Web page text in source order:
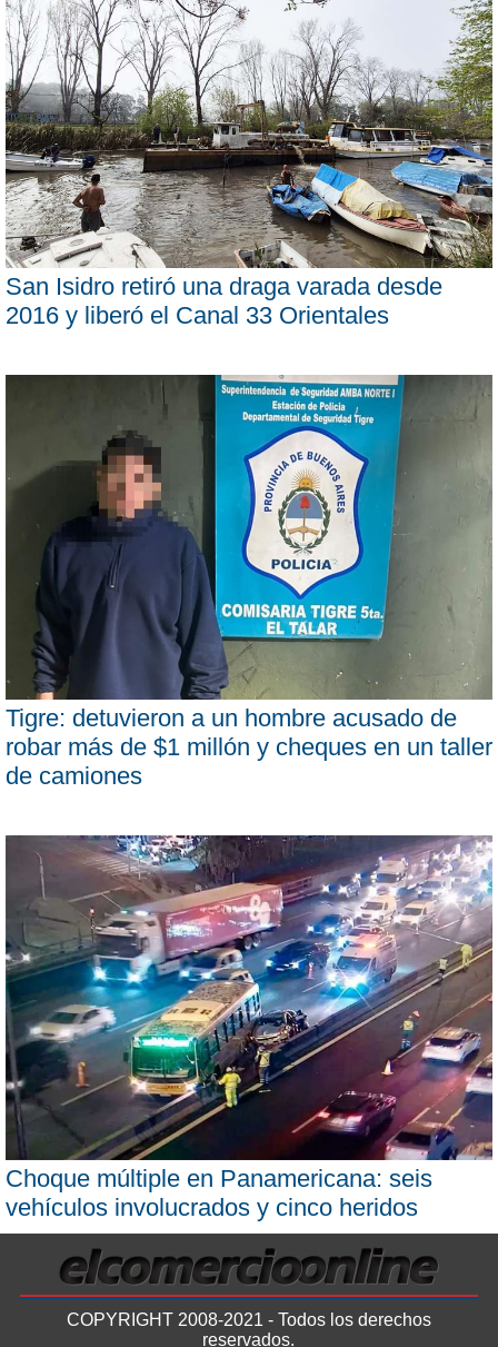
San Isidro retiró una draga varada desde
2016 y liberó el Canal 33 Orientales
Tigre: detuvieron a un hombre acusado de
robar más de $1 millón y cheques en un taller
de camiones
Choque múltiple en Panamericana: seis
vehículos involucrados y cinco heridos
COPYRIGHT 2008-2021 - Todos los derechos
reservados.